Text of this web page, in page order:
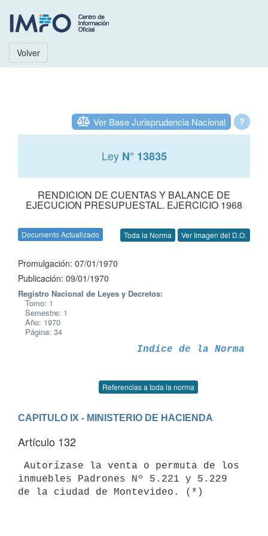
Volver
?
Ver Base Jurisprudencia Nacional
Ley N° 13835
RENDICION DE CUENTAS Y BALANCE DE
EJECUCION PRESUPUESTAL. EJERCICIO 1968
Documento Actualizado Toda la Norma Ver Imagen del D.O.
Promulgación: 07/01/1970
Publicación: 09/01/1970
Registro Nacional de Leyes y Decretos:
Tomo: 1
Semestre: 1
Año: 1970
Página: 34
Indice de la Norma
Referencias a toda la norma
CAPITULO IX - MINISTERIO DE HACIENDA
Artículo 132
inmuebles Padrones Nº 5.221 y 5.229
de la ciudad de Montevideo. (*)